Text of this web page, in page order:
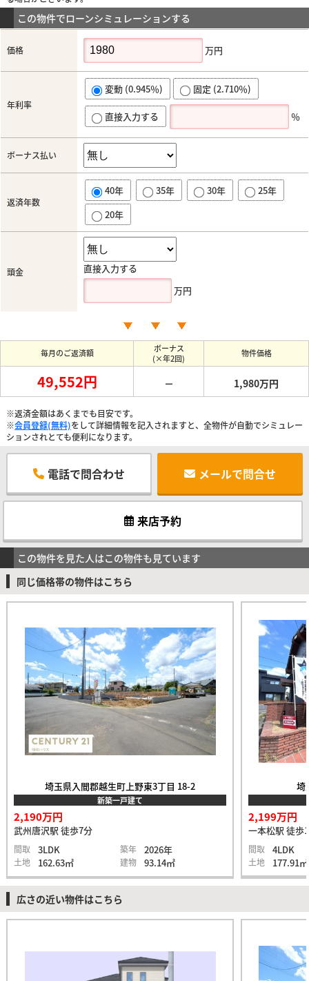
この物件でローンシミュレーションする
価格 万円
年利率
変動 (0.945％) 固定 (2.710％)
直接入力する ％
ボーナス払い
返済年数
40年 35年 30年
25年
20年
頭金
直接入力する
万円
毎月のご返済額
ボーナス
(×年2回)
物件価格
49,552円 － 1,980万円
※返済金額はあくまでも目安です。
※会員登録(無料)をして詳細情報を記入されますと、全物件が自動でシミュレー
ションされとても便利になります。
電話で問合わせ メールで問合せ
来店予約
この物件を見た人はこの物件も見ています
同じ価格帯の物件はこちら
埼玉県入間郡越生町上野東3丁目 18-2
新築一戸建て
2,190万円
武州唐沢駅 徒歩7分
間取 3LDK 築年 2026年
土地 162.63㎡ 建物 93.14㎡
埼
2,199万円
一本松駅 徒歩
間取 4LDK
土地 177.91㎡
広さの近い物件はこちら